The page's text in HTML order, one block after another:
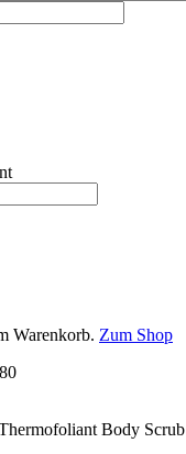
Warenkorb. Zum Shop
Body Scrub